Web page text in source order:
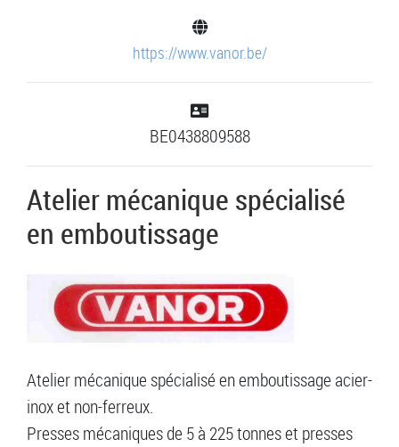
https://www.vanor.be/
BE0438809588
Atelier mécanique spécialisé
en emboutissage
Atelier mécanique spécialisé en emboutissage acier-
inox et non-ferreux.
Presses mécaniques de 5 à 225 tonnes et presses